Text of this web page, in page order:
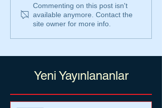
Hamilelikte Varis
Nedir? Belirtileri,
Önleme ve Tedavi
Yöntemleri
Commenting on this post isn't
available anymore. Contact the
site owner for more info.
Yeni Yayınlananlar